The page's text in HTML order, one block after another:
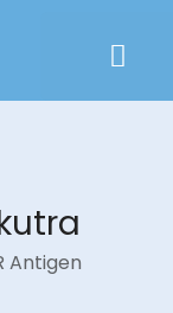
Antigen